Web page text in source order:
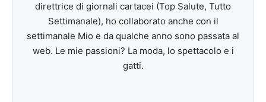
direttrice di giornali cartacei (Top Salute, Tutto
Settimanale), ho collaborato anche con il
settimanale Mio e da qualche anno sono passata al
web. Le mie passioni? La moda, lo spettacolo e i
gatti.